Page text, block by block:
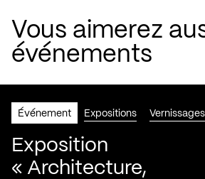
Vous aimerez
événements
Événement Expositions Vernissages
Exposition
« Architecture,